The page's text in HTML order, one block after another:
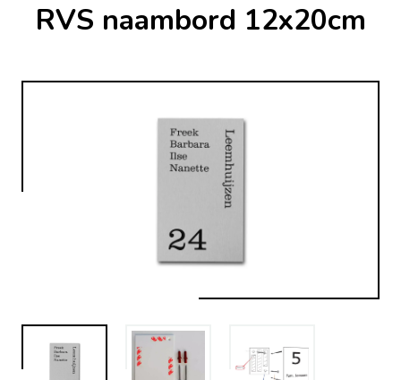
RVS naambord 12x20cm